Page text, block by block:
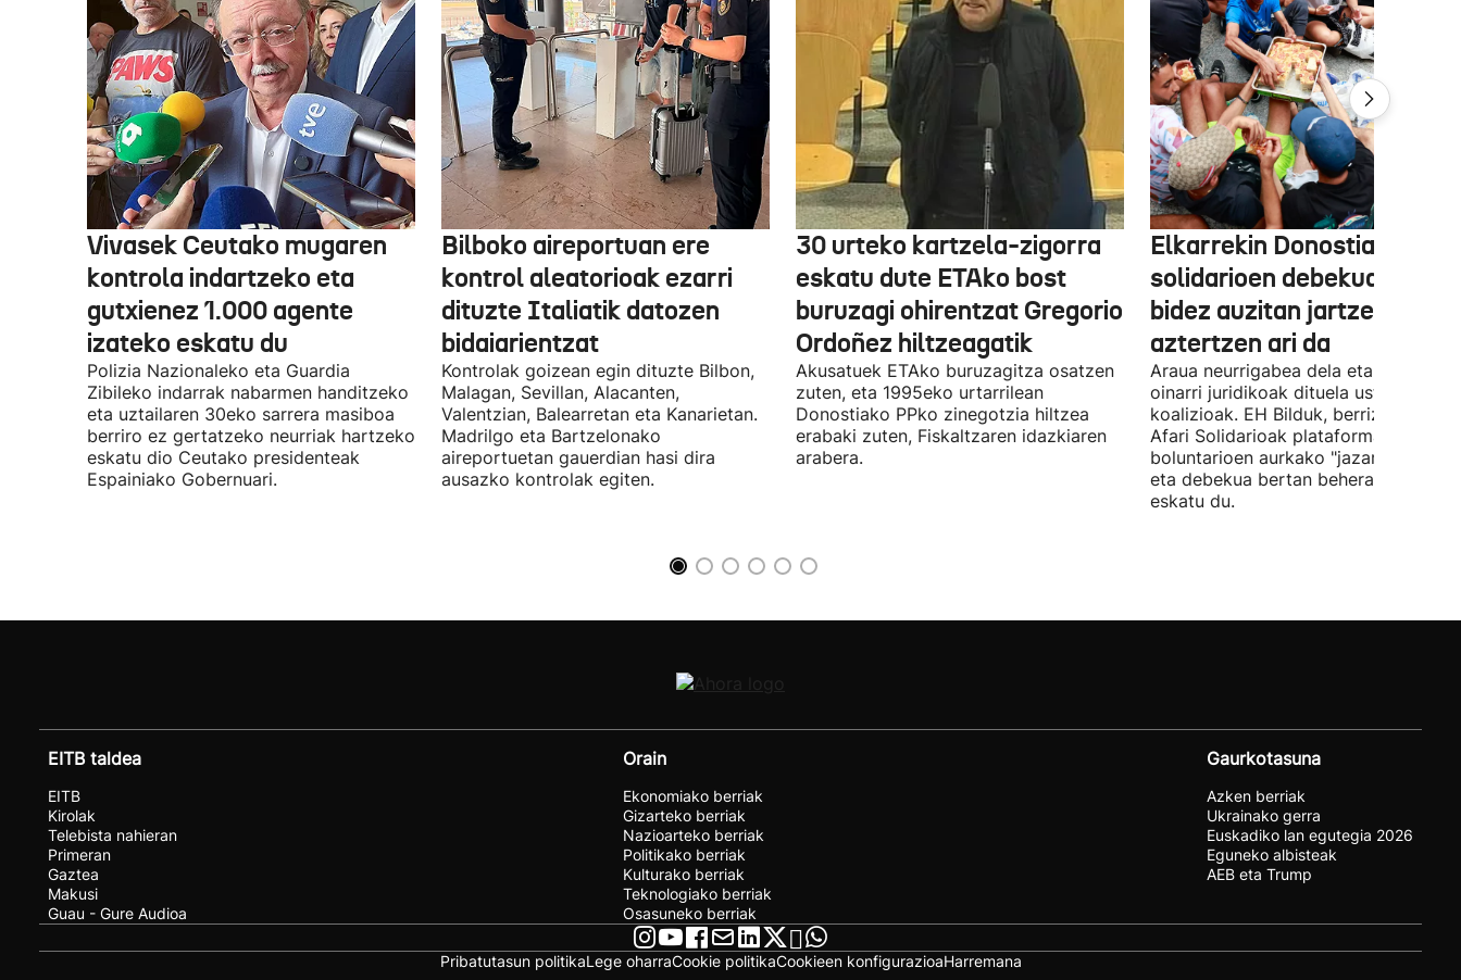
Vivasek Ceutako mugaren
kontrola indartzeko eta
gutxienez 1.000 agente
izateko eskatu du
Polizia Nazionaleko eta Guardia
Zibileko indarrak nabarmen handitzeko
eta uztailaren 30eko sarrera masiboa
berriro ez gertatzeko neurriak hartzeko
eskatu dio Ceutako presidenteak
Espainiako Gobernuari.
Bilboko aireportuan ere
kontrol aleatorioak ezarri
dituzte Italiatik datozen
bidaiarientzat
Kontrolak goizean egin dituzte Bilbon,
Malagan, Sevillan, Alacanten,
Valentzian, Balearretan eta Kanarietan.
Madrilgo eta Bartzelonako
aireportuetan gauerdian hasi dira
ausazko kontrolak egiten.
30 urteko kartzela-zigorra
eskatu dute ETAko bost
buruzagi ohirentzat Gregorio
Ordoñez hiltzeagatik
Akusatuek ETAko buruzagitza osatzen
zuten, eta 1995eko urtarrilean
Donostiako PPko zinegotzia hiltzea
erabaki zuten, Fiskaltzaren idazkiaren
arabera.
Elkarrekin Donostia afari
solidarioen debekua
bidez auzitan jartzea
aztertzen ari da
Araua neurrigabea dela eta
oinarri juridikoak dituela uste du
koalizioak. EH Bilduk, berriz, Kaleko
Afari Solidarioak plataformako
boluntarioen aurkako "jazarpena"
eta debekua bertan behera uzteko
eskatu du.
EITB taldea
EITB
Kirolak
Telebista nahieran
Primeran
Gaztea
Makusi
Guau - Gure Audioa
Orain
Ekonomiako berriak
Gizarteko berriak
Nazioarteko berriak
Politikako berriak
Kulturako berriak
Teknologiako berriak
Osasuneko berriak
Gaurkotasuna
Azken berriak
Ukrainako gerra
Euskadiko lan egutegia 2026
Eguneko albisteak
AEB eta Trump
Pribatutasun politikaLege oharraCookie politikaCookieen konfigurazioaHarremana